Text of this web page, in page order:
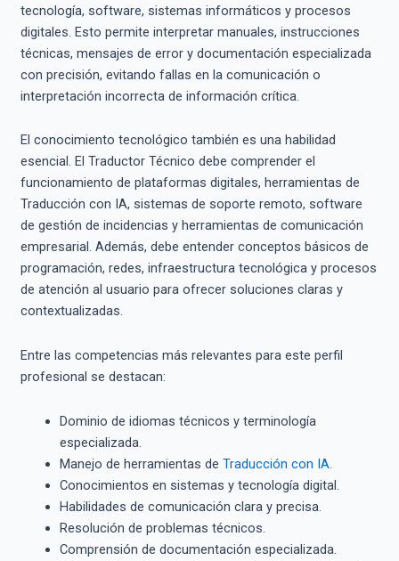
tecnología, software, sistemas informáticos y procesos
digitales. Esto permite interpretar manuales, instrucciones
técnicas, mensajes de error y documentación especializada
con precisión, evitando fallas en la comunicación o
interpretación incorrecta de información crítica.
El conocimiento tecnológico también es una habilidad
esencial. El Traductor Técnico debe comprender el
funcionamiento de plataformas digitales, herramientas de
Traducción con IA, sistemas de soporte remoto, software
de gestión de incidencias y herramientas de comunicación
empresarial. Además, debe entender conceptos básicos de
programación, redes, infraestructura tecnológica y procesos
de atención al usuario para ofrecer soluciones claras y
contextualizadas.
Entre las competencias más relevantes para este perfil
profesional se destacan:
Dominio de idiomas técnicos y terminología
especializada.
Manejo de herramientas de Traducción con IA.
Conocimientos en sistemas y tecnología digital.
Habilidades de comunicación clara y precisa.
Resolución de problemas técnicos.
Comprensión de documentación especializada.